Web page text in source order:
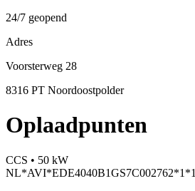
24/7 geopend
Adres
Voorsterweg 28
8316 PT Noordoostpolder
Oplaadpunten
CCS • 50 kW
NL*AVI*EDE4040B1GS7C002762*1*1